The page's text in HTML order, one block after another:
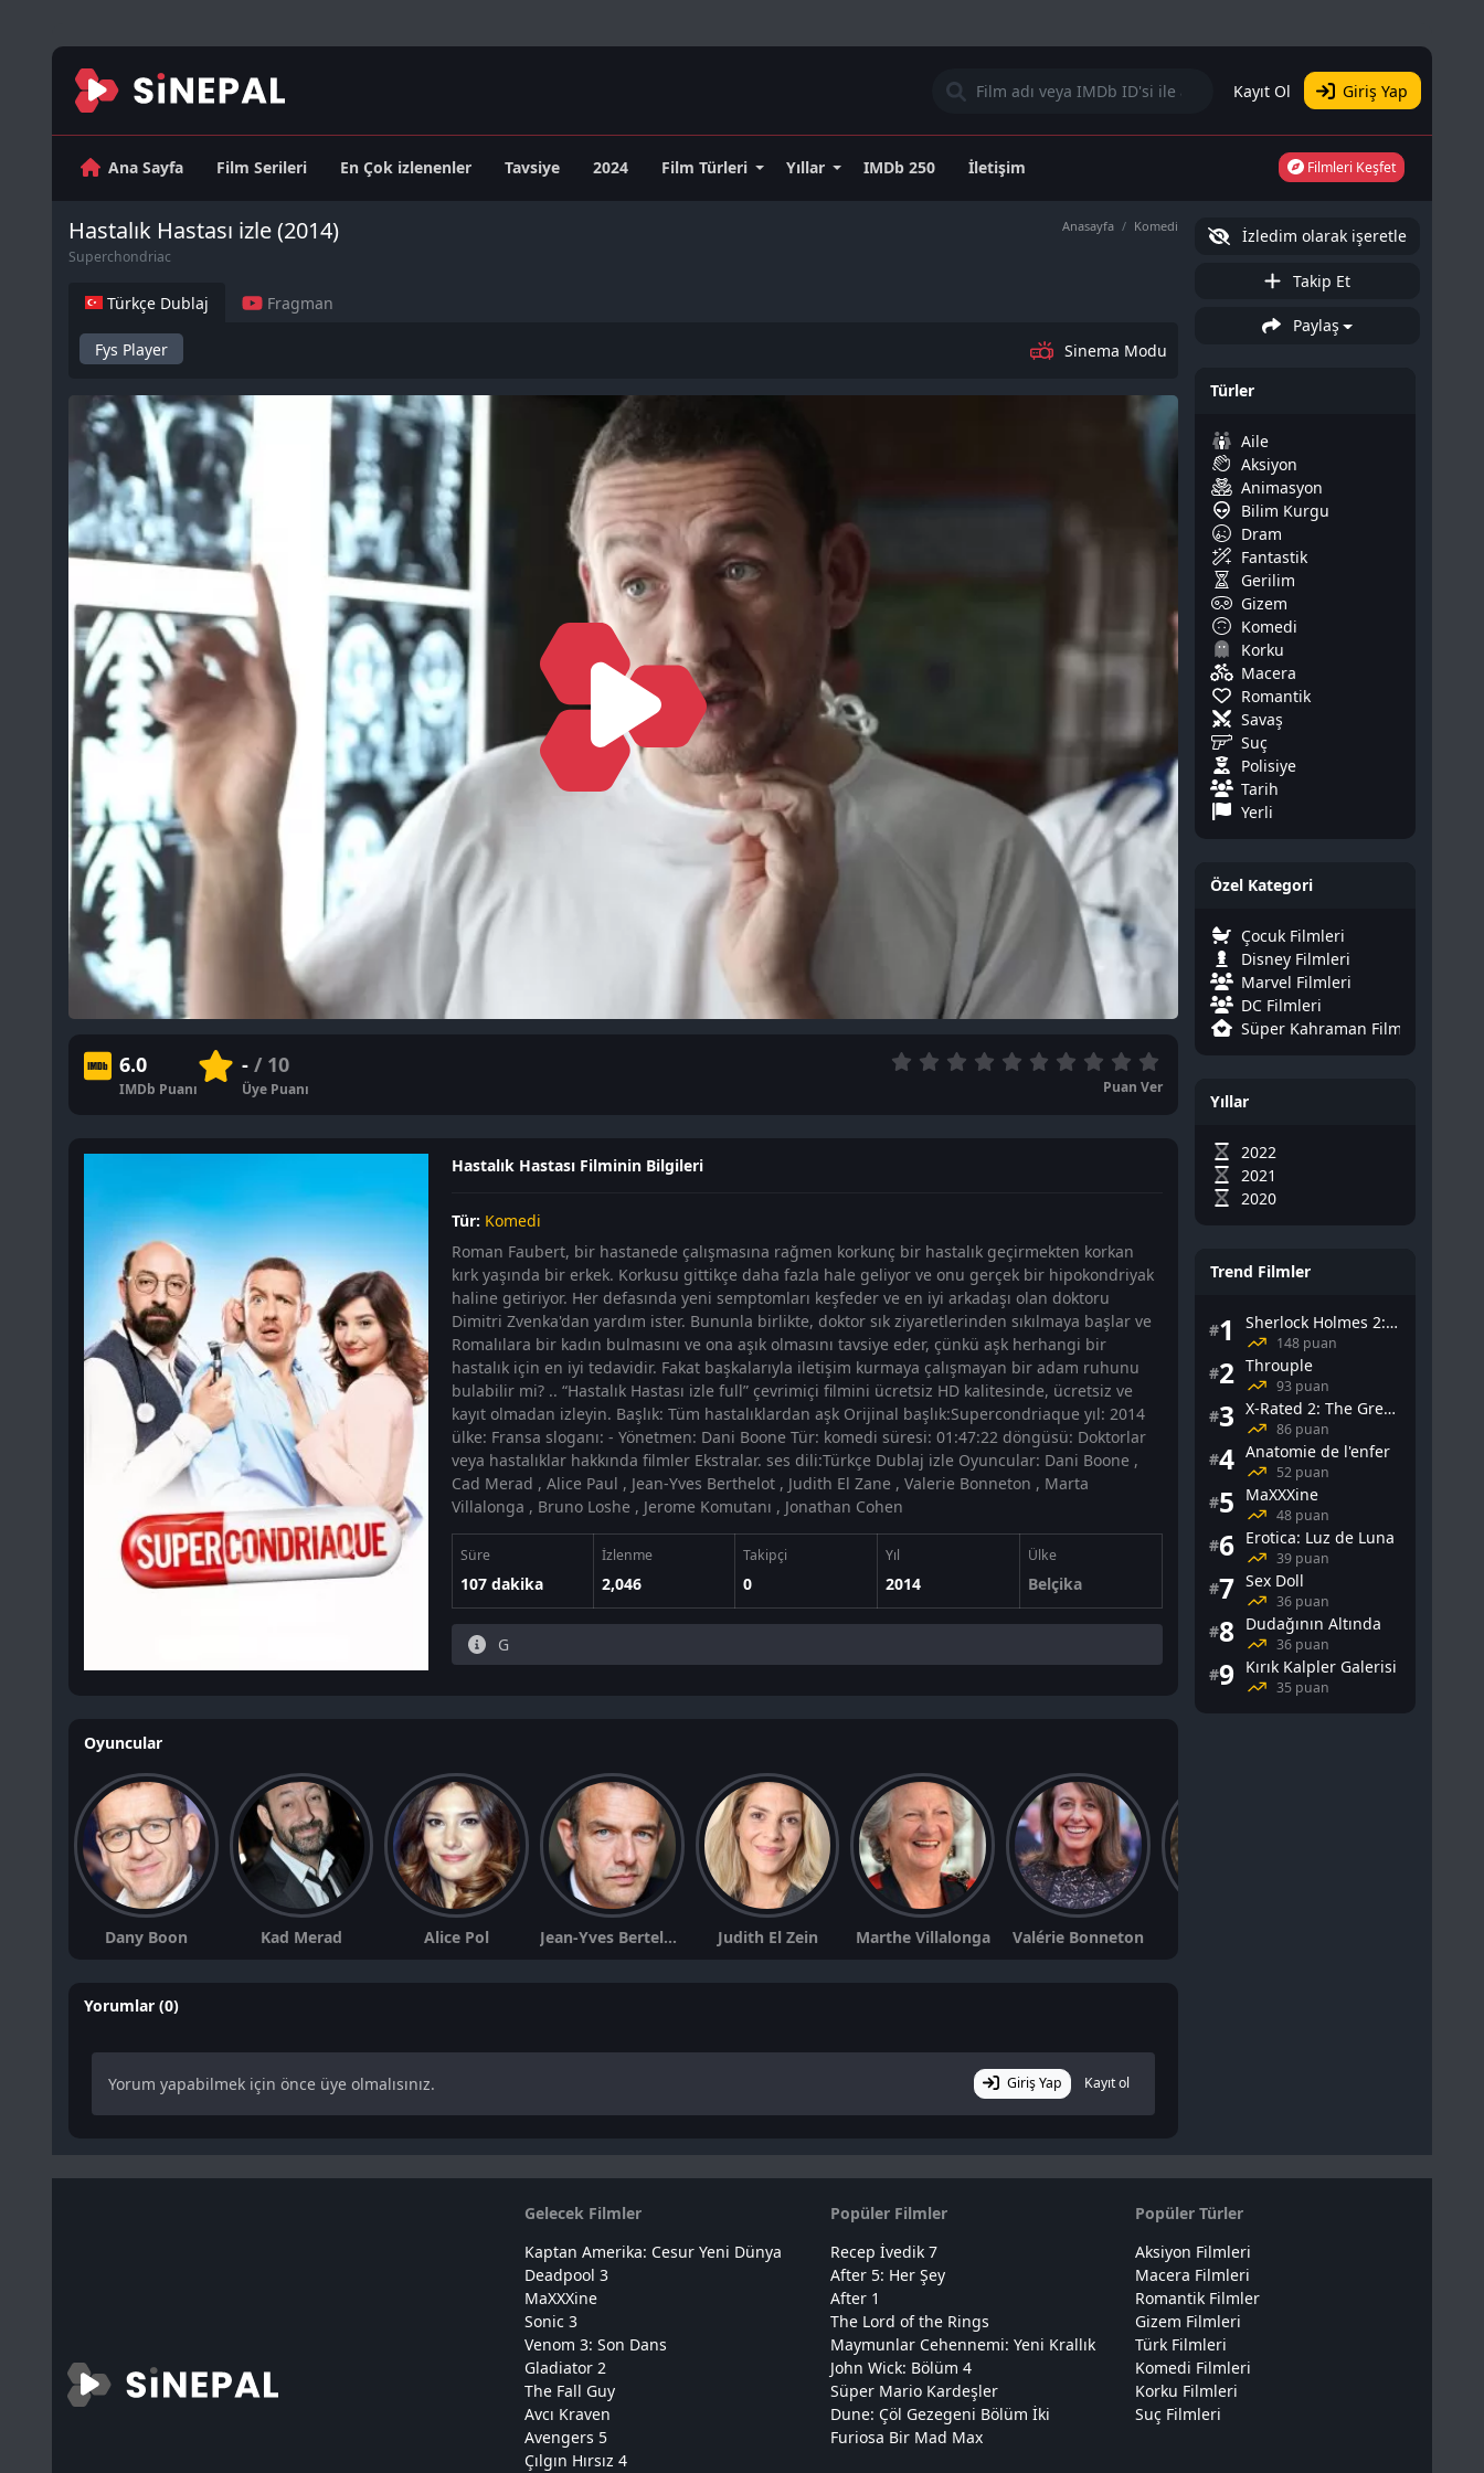
Kayıt Ol Giriş Yap
Ana Sayfa Film Serileri En Çok izlenenler Tavsiye 2024 Film Türleri Yıllar IMDb 250 İletişim Filmleri Keşfet
Hastalık Hastası izle (2014)
Superchondriac
Anasayfa Komedi
Türkçe Dublaj Fragman
Fys Player Sinema Modu
6.0
IMDb Puanı
-/ 10
Üye Puanı Puan Ver
Hastalık Hastası Filminin Bilgileri
Tür: Komedi
Roman Faubert, bir hastanede çalışmasına rağmen korkunç bir hastalık geçirmekten korkan
kırk yaşında bir erkek. Korkusu gittikçe daha fazla hale geliyor ve onu gerçek bir hipokondriyak
haline getiriyor. Her defasında yeni semptomları keşfeder ve en iyi arkadaşı olan doktoru
Dimitri Zvenka'dan yardım ister. Bununla birlikte, doktor sık ​​ziyaretlerinden sıkılmaya başlar ve
Romalılara bir kadın bulmasını ve ona aşık olmasını tavsiye eder, çünkü aşk herhangi bir
hastalık için en iyi tedavidir. Fakat başkalarıyla iletişim kurmaya çalışmayan bir adam ruhunu
bulabilir mi? .. “Hastalık Hastası izle full” çevrimiçi filmini ücretsiz HD kalitesinde, ücretsiz ve
kayıt olmadan izleyin. Başlık: Tüm hastalıklardan aşk Orijinal başlık:Supercondriaque yıl: 2014
ülke: Fransa sloganı: - Yönetmen: Dani Boone Tür: komedi süresi: 01:47:22 döngüsü: Doktorlar
veya hastalıklar hakkında filmler Ekstralar. ses dili:Türkçe Dublaj izle Oyuncular: Dani Boone ,
Cad Merad , Alice Paul , Jean-Yves Berthelot , Judith El Zane , Valerie Bonneton , Marta
Villalonga , Bruno Loshe , Jerome Komutanı , Jonathan Cohen
Süre
107 dakika
İzlenme
2,046
Takipçi
0
Yıl
2014
Ülke
Belçika
G
Oyuncular
Dany Boon Kad Merad Alice Pol Jean-Yves Berteloot Judith El Zein Marthe Villalonga Valérie Bonneton
Yorumlar (0)
Yorum yapabilmek için önce üye olmalısınız. Giriş Yap Kayıt ol
İzledim olarak işeretle
Takip Et
Paylaş
Türler
Aile
Aksiyon
Animasyon
Bilim Kurgu
Dram
Fantastik
Gerilim
Gizem
Komedi
Korku
Macera
Romantik
Savaş
Suç
Polisiye
Tarih
Yerli
Özel Kategori
Çocuk Filmleri
Disney Filmleri
Marvel Filmleri
DC Filmleri
Süper Kahraman Filmleri
Yıllar
2022
2021
2020
Trend Filmler
#1 Sherlock Holmes 2: Gölge Oyunları
148 puan
#2 Throuple
93 puan
#3 X-Rated 2: The Greatest Adult Stars of All-Time
86 puan
#4 Anatomie de l'enfer
52 puan
#5 MaXXXine
48 puan
#6 Erotica: Luz de Luna
39 puan
#7 Sex Doll
36 puan
#8 Dudağının Altında
36 puan
#9 Kırık Kalpler Galerisi
35 puan
Gelecek Filmler
Kaptan Amerika: Cesur Yeni Dünya
Deadpool 3
MaXXXine
Sonic 3
Venom 3: Son Dans
Gladiator 2
The Fall Guy
Avcı Kraven
Avengers 5
Çılgın Hırsız 4
Popüler Filmler
Recep İvedik 7
After 5: Her Şey
After 1
The Lord of the Rings
Maymunlar Cehennemi: Yeni Krallık
John Wick: Bölüm 4
Süper Mario Kardeşler
Dune: Çöl Gezegeni Bölüm İki
Furiosa Bir Mad Max
Popüler Türler
Aksiyon Filmleri
Macera Filmleri
Romantik Filmler
Gizem Filmleri
Türk Filmleri
Komedi Filmleri
Korku Filmleri
Suç Filmleri